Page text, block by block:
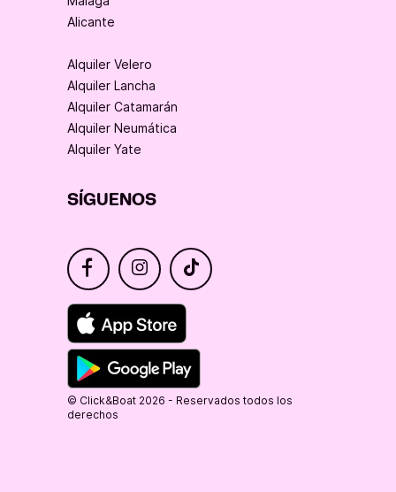
Alicante
Alquiler Velero
Alquiler Lancha
Alquiler Catamarán
Alquiler Neumática
Alquiler Yate
SÍGUENOS
© Click&Boat 2026 - Reservados todos los
derechos